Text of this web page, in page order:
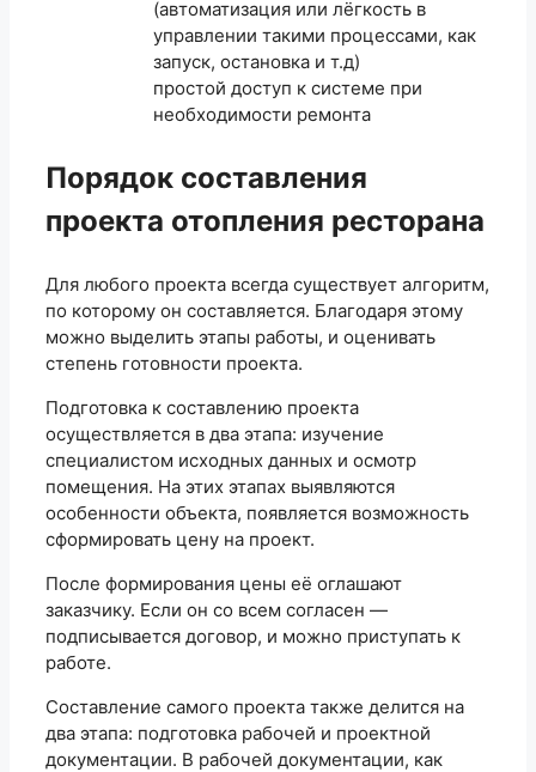
(автоматизация или лёгкость в
управлении такими процессами, как
запуск, остановка и т.д)
простой доступ к системе при
необходимости ремонта
Порядок составления
проекта отопления ресторана
Для любого проекта всегда существует алгоритм,
по которому он составляется. Благодаря этому
можно выделить этапы работы, и оценивать
степень готовности проекта.
Подготовка к составлению проекта
осуществляется в два этапа: изучение
специалистом исходных данных и осмотр
помещения. На этих этапах выявляются
особенности объекта, появляется возможность
сформировать цену на проект.
После формирования цены её оглашают
заказчику. Если он со всем согласен —
подписывается договор, и можно приступать к
работе.
Составление самого проекта также делится на
два этапа: подготовка рабочей и проектной
документации. В рабочей документации, как